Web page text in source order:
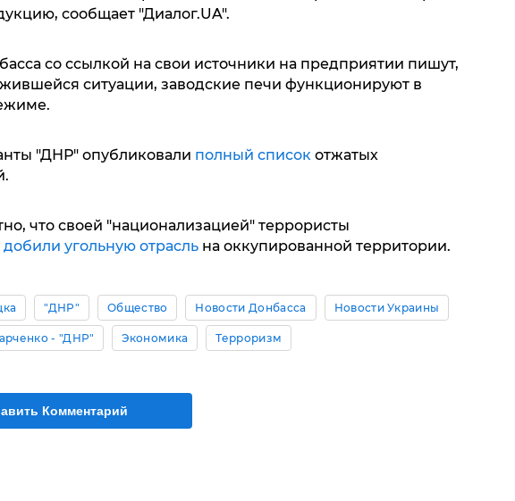
сообщает "Диалог.UA".
со ссылкой на свои источники на предприятии пишут,
ситуации, заводские печи функционируют в
"ДНР" опубликовали полный списокотжатых
что своей "национализацией" террористы
добили угольную отрасльна оккупированной территории.
"ДНР" Общество Новости Донбасса Новости Украины
- "ДНР" Экономика Терроризм
Комментарий